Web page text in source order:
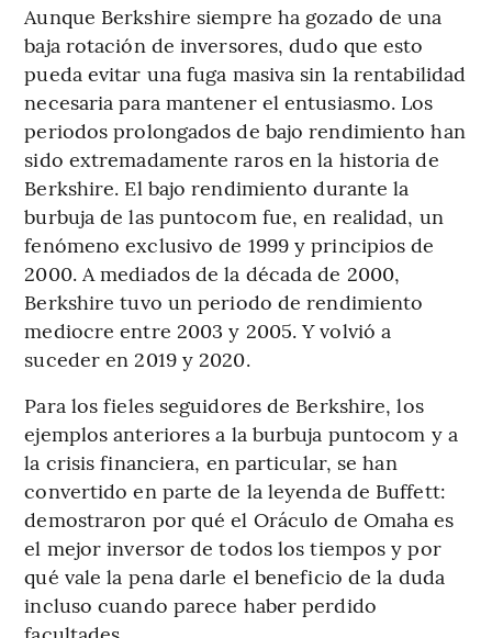
Aunque Berkshire siempre ha gozado de una
baja rotación de inversores, dudo que esto
pueda evitar una fuga masiva sin la rentabilidad
necesaria para mantener el entusiasmo. Los
periodos prolongados de bajo rendimiento han
sido extremadamente raros en la historia de
Berkshire. El bajo rendimiento durante la
burbuja de las puntocom fue, en realidad, un
fenómeno exclusivo de 1999 y principios de
2000. A mediados de la década de 2000,
Berkshire tuvo un periodo de rendimiento
mediocre entre 2003 y 2005. Y volvió a
suceder en 2019 y 2020.
Para los fieles seguidores de Berkshire, los
ejemplos anteriores a la burbuja puntocom y a
la crisis financiera, en particular, se han
convertido en parte de la leyenda de Buffett:
demostraron por qué el Oráculo de Omaha es
el mejor inversor de todos los tiempos y por
qué vale la pena darle el beneficio de la duda
incluso cuando parece haber perdido